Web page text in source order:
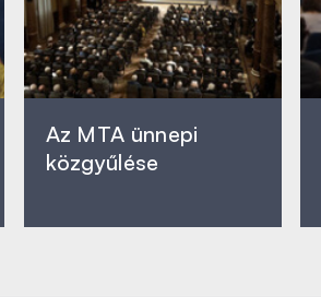
Az MTA ünnepi
közgyűlése